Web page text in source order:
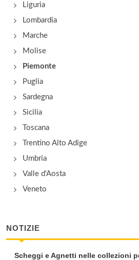
Liguria
Lombardia
Marche
Molise
Piemonte
Puglia
Sardegna
Sicilia
Toscana
Trentino Alto Adige
Umbria
Valle d'Aosta
Veneto
NOTIZIE
Scheggi e Agnetti nelle collezioni